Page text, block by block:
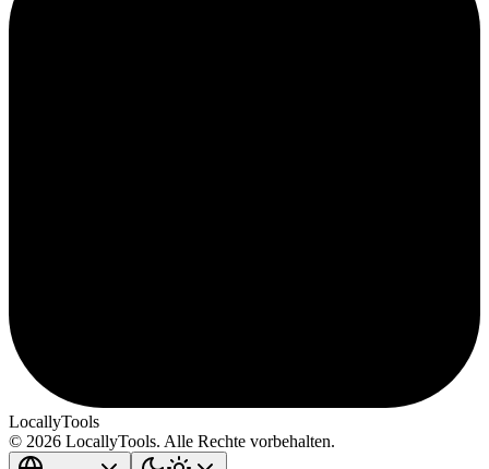
LocallyTools
© 2026 LocallyTools. Alle Rechte vorbehalten.